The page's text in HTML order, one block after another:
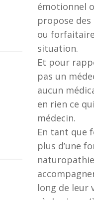
émotionnel
propose
ou
situation.
Et pour
pas un
aucun
en rien ce
médecin.
En tant que
plus d’une
long de leur